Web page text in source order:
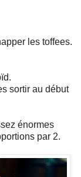
les toffees.
sortir au début
énormes
par 2.